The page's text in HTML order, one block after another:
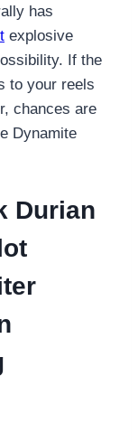
has
explosive
If the
to your reels
chances are
Dynamite
Durian